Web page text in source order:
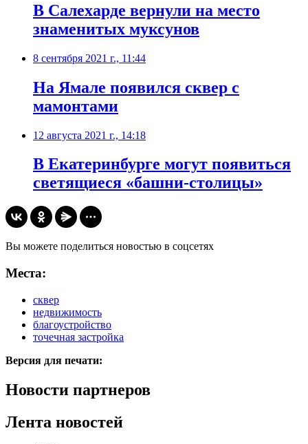
В Салехарде вернули на место
знаменитых муксунов
8 сентября 2021 г., 11:44
На Ямале появился сквер с
мамонтами
12 августа 2021 г., 14:18
​В Екатеринбурге могут появиться
светящиеся «башни-столицы»
Вы можете поделиться новостью в соцсетях
Места:
сквер
недвижимость
благоустройство
точечная застройка
Версия для печати:
Новости партнеров
Лента новостей